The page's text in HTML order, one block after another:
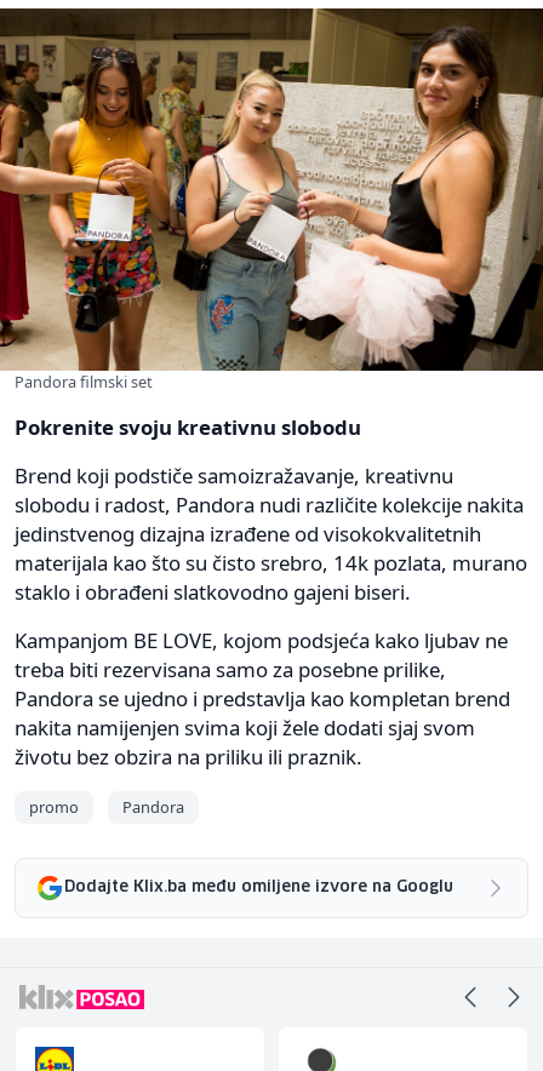
Pandora filmski set
Pokrenite svoju kreativnu slobodu
Brend koji podstiče samoizražavanje, kreativnu
slobodu i radost, Pandora nudi različite kolekcije nakita
jedinstvenog dizajna izrađene od visokokvalitetnih
materijala kao što su čisto srebro, 14k pozlata, murano
staklo i obrađeni slatkovodno gajeni biseri.
Kampanjom BE LOVE, kojom podsjeća kako ljubav ne
treba biti rezervisana samo za posebne prilike,
Pandora se ujedno i predstavlja kao kompletan brend
nakita namijenjen svima koji žele dodati sjaj svom
životu bez obzira na priliku ili praznik.
promo Pandora
Dodajte Klix.ba među omiljene izvore na Googlu